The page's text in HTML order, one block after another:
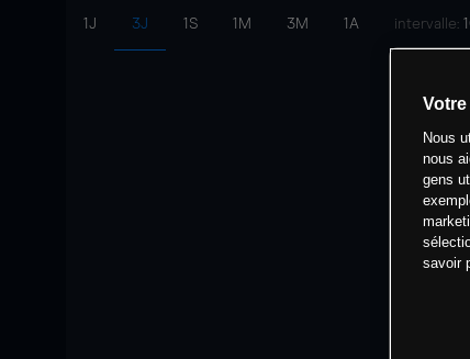
1J 3J 1S 1M 3M 1A intervalle:
Nous
nous
gens
savoir